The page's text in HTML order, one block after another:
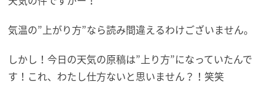
気温の”上がり方”なら読み間違えるわけございません。
しかし！今日の天気の原稿は”上り方”になっていたんで
す！これ、わたし仕方ないと思いません？！笑笑